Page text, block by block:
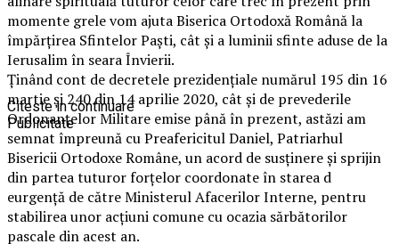
momente grele vom ajuta Biserica Ortodoxă Română la
împărțirea Sfintelor Paști, cât și a luminii sfinte aduse de la
Ierusalim în seara Învierii.
Ținând cont de decretele prezidențiale numărul 195 din 16
martie și 240 din 14 aprilie 2020, cât și de prevederile
Ordonanțelor Militare emise până în prezent, astăzi am
semnat împreună cu Preafericitul Daniel, Patriarhul
Bisericii Ortodoxe Române, un acord de susținere și sprijin
din partea tuturor forțelor coordonate în starea d
eurgență de către Ministerul Afacerilor Interne, pentru
stabilirea unor acțiuni comune cu ocazia sărbătorilor
pascale din acest an.
Citeste in continuare
Publicitate